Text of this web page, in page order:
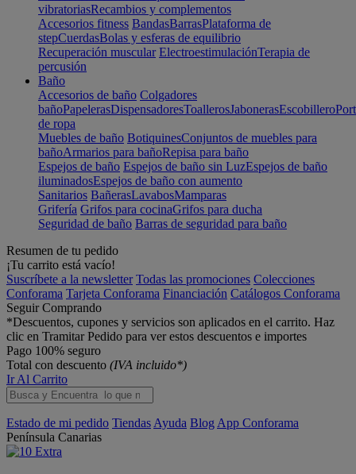
vibratoriasRecambios y complementos
Accesorios fitness BandasBarrasPlataforma de
stepCuerdasBolas y esferas de equilibrio
Recuperación muscular ElectroestimulaciónTerapia de
percusión
Baño
Accesorios de baño Colgadores
bañoPapelerasDispensadoresToallerosJabonerasEscobillero
de ropa
Muebles de baño BotiquinesConjuntos de muebles para
bañoArmarios para bañoRepisa para baño
Espejos de baño Espejos de baño sin LuzEspejos de baño
iluminadosEspejos de baño con aumento
Sanitarios BañerasLavabosMamparas
Grifería Grifos para cocinaGrifos para ducha
Seguridad de baño Barras de seguridad para baño
Resumen de tu pedido
¡Tu carrito está vacío!
Suscríbete a la newsletter Todas las promociones Colecciones
Conforama Tarjeta Conforama Financiación Catálogos Conforama
Seguir Comprando
*Descuentos, cupones y servicios son aplicados en el carrito. Haz
clic en Tramitar Pedido para ver estos descuentos e importes
Pago 100% seguro
Total con descuento (IVA incluido*)
Ir Al Carrito
Estado de mi pedido Tiendas Ayuda Blog App Conforama
Península Canarias